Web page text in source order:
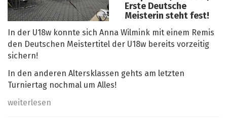
Erste Deutsche
Meisterin steht fest!
In der U18w konnte sich Anna Wilmink mit einem Remis
den Deutschen Meistertitel der U18w bereits vorzeitig
sichern!
In den anderen Altersklassen gehts am letzten
Turniertag nochmal um Alles!
weiterlesen